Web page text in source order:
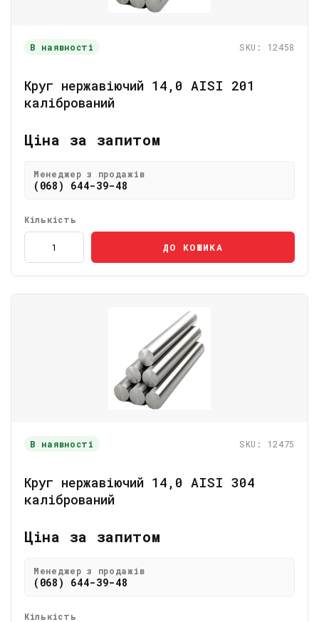
В наявності SKU: 12458
Круг нержавіючий 14,0 АІSI 201
калібрований
Ціна за запитом
Менеджер з продажів
(068) 644-39-48
Кількість
ДО КОШИКА
В наявності SKU: 12475
Круг нержавіючий 14,0 АІSI 304
калібрований
Ціна за запитом
Менеджер з продажів
(068) 644-39-48
Кількість